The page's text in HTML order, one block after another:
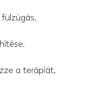
a terápiát,